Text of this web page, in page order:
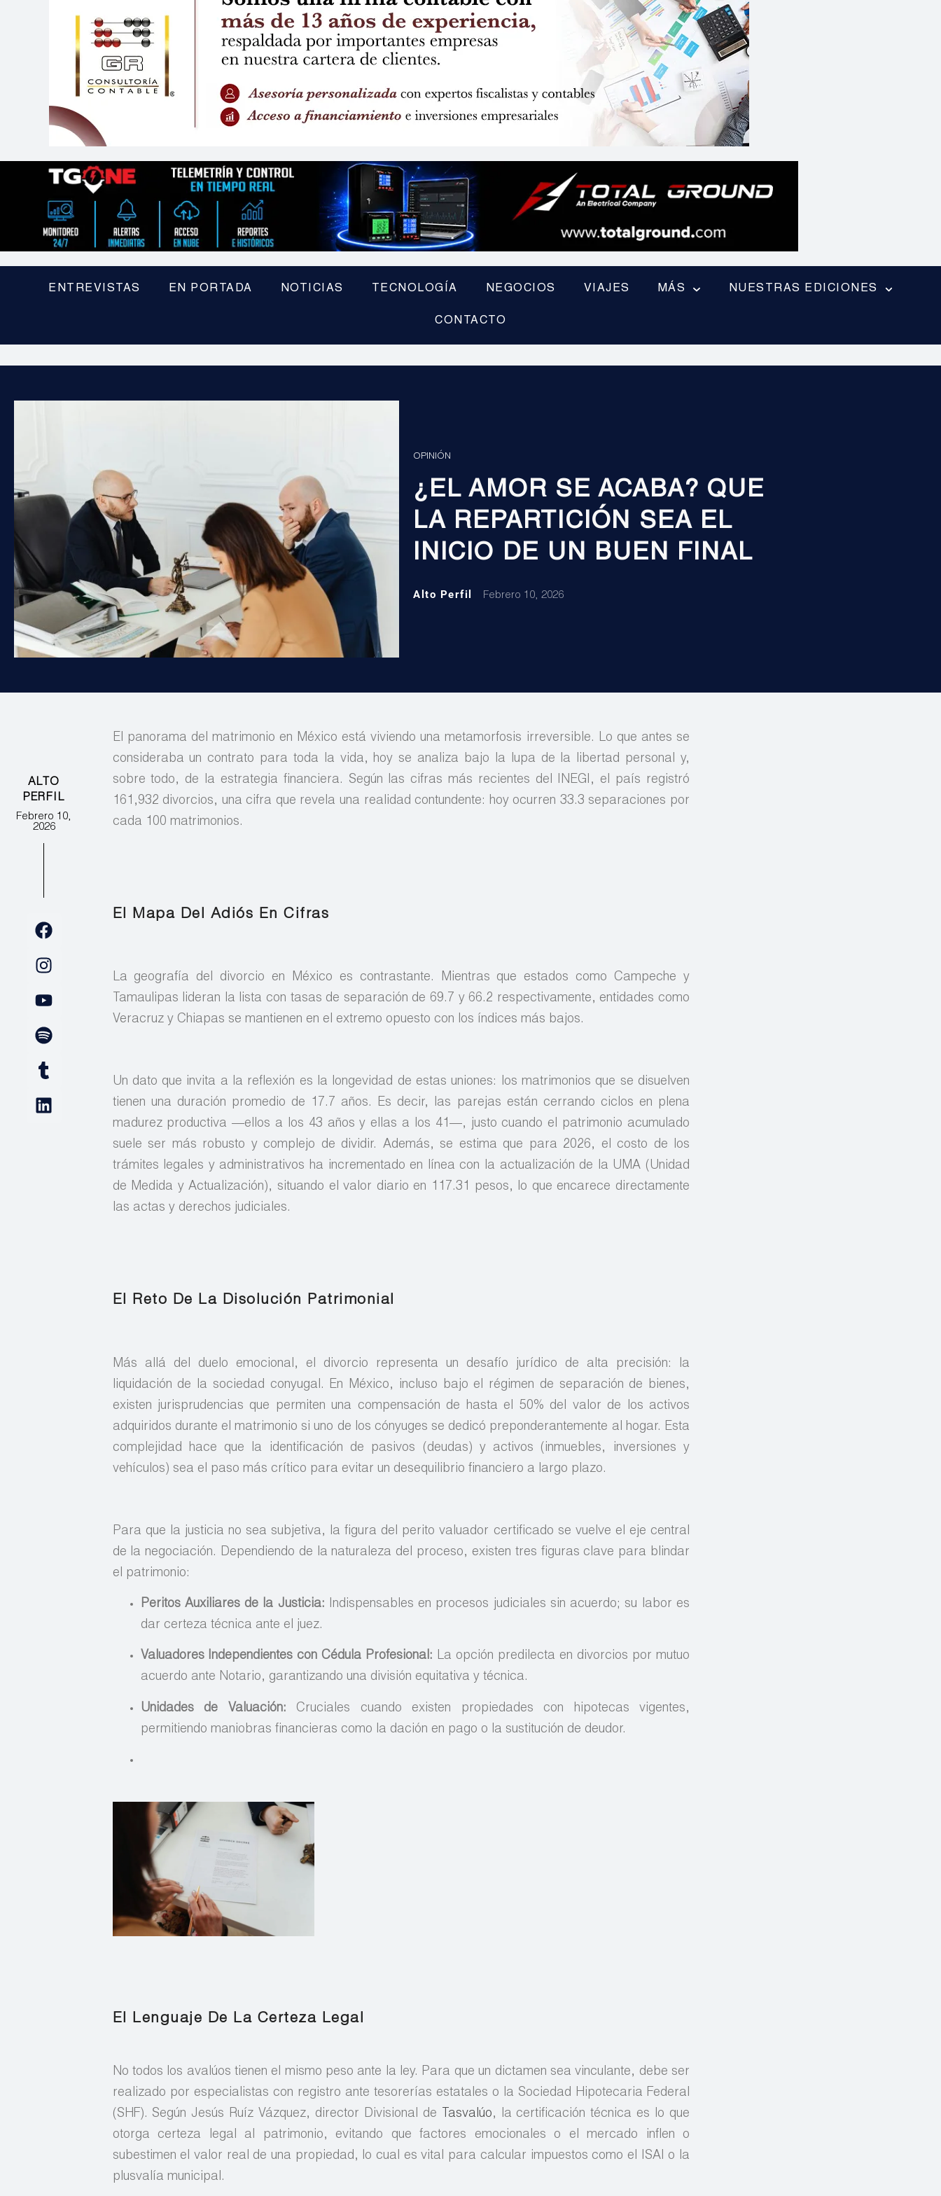
ENTREVISTAS EN PORTADA NOTICIAS TECNOLOGÍA NEGOCIOS VIAJES MÁS NUESTRAS EDICIONES
CONTACTO
OPINIÓN
¿EL AMOR SE ACABA? QUE
LA REPARTICIÓN SEA EL
INICIO DE UN BUEN FINAL
Alto Perfil Febrero 10, 2026
ALTO
PERFIL
Febrero 10,
2026
El panorama del matrimonio en México está viviendo una metamorfosis irreversible. Lo que antes se
consideraba un contrato para toda la vida, hoy se analiza bajo la lupa de la libertad personal y,
sobre todo, de la estrategia financiera. Según las cifras más recientes del INEGI, el país registró
161,932 divorcios, una cifra que revela una realidad contundente: hoy ocurren 33.3 separaciones por
cada 100 matrimonios.
El Mapa Del Adiós En Cifras
La geografía del divorcio en México es contrastante. Mientras que estados como Campeche y
Tamaulipas lideran la lista con tasas de separación de 69.7 y 66.2 respectivamente, entidades como
Veracruz y Chiapas se mantienen en el extremo opuesto con los índices más bajos.
Un dato que invita a la reflexión es la longevidad de estas uniones: los matrimonios que se disuelven
tienen una duración promedio de 17.7 años. Es decir, las parejas están cerrando ciclos en plena
madurez productiva —ellos a los 43 años y ellas a los 41—, justo cuando el patrimonio acumulado
suele ser más robusto y complejo de dividir. Además, se estima que para 2026, el costo de los
trámites legales y administrativos ha incrementado en línea con la actualización de la UMA (Unidad
de Medida y Actualización), situando el valor diario en 117.31 pesos, lo que encarece directamente
las actas y derechos judiciales.
El Reto De La Disolución Patrimonial
Más allá del duelo emocional, el divorcio representa un desafío jurídico de alta precisión: la
liquidación de la sociedad conyugal. En México, incluso bajo el régimen de separación de bienes,
existen jurisprudencias que permiten una compensación de hasta el 50% del valor de los activos
adquiridos durante el matrimonio si uno de los cónyuges se dedicó preponderantemente al hogar. Esta
complejidad hace que la identificación de pasivos (deudas) y activos (inmuebles, inversiones y
vehículos) sea el paso más crítico para evitar un desequilibrio financiero a largo plazo.
Para que la justicia no sea subjetiva, la figura del perito valuador certificado se vuelve el eje central
de la negociación. Dependiendo de la naturaleza del proceso, existen tres figuras clave para blindar
el patrimonio:
Peritos Auxiliares de la Justicia: Indispensables en procesos judiciales sin acuerdo; su labor es
dar certeza técnica ante el juez.
Valuadores Independientes con Cédula Profesional: La opción predilecta en divorcios por mutuo
acuerdo ante Notario, garantizando una división equitativa y técnica.
Unidades de Valuación: Cruciales cuando existen propiedades con hipotecas vigentes,
permitiendo maniobras financieras como la dación en pago o la sustitución de deudor.
El Lenguaje De La Certeza Legal
No todos los avalúos tienen el mismo peso ante la ley. Para que un dictamen sea vinculante, debe ser
realizado por especialistas con registro ante tesorerías estatales o la Sociedad Hipotecaria Federal
(SHF). Según Jesús Ruíz Vázquez, director Divisional de
Tasvalúo, la certificación técnica es lo que
otorga certeza legal al patrimonio, evitando que factores emocionales o el mercado inflen o
subestimen el valor real de una propiedad, lo cual es vital para calcular impuestos como el ISAI o la
plusvalía municipal.